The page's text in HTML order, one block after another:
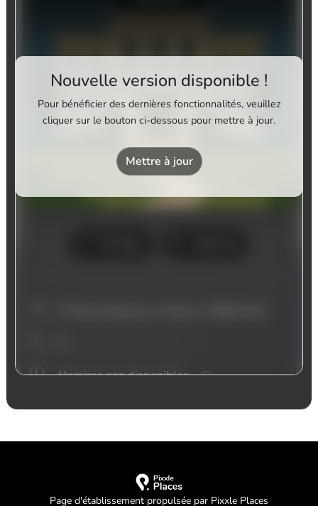
Page d'établissement propulsée par Pixxle Places